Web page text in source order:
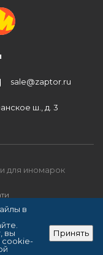
sale@zaptor.ru
ш., д. 3
для иномарок
в
вы
cookie-
Принять